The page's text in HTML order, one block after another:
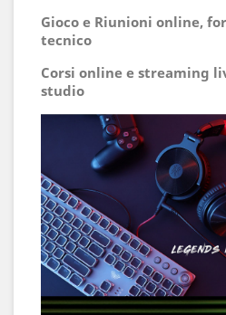
Gioco e Riunioni online,
tecnico
Corsi online e streaming
studio